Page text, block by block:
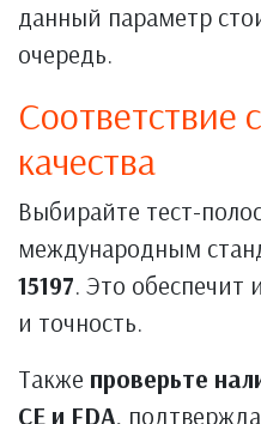
данный параметр
очередь.
Соответствие
качества
Выбирайте тест-
международным
15197. Это обеспечит
и точность.
Также проверьте
СE и FDA,